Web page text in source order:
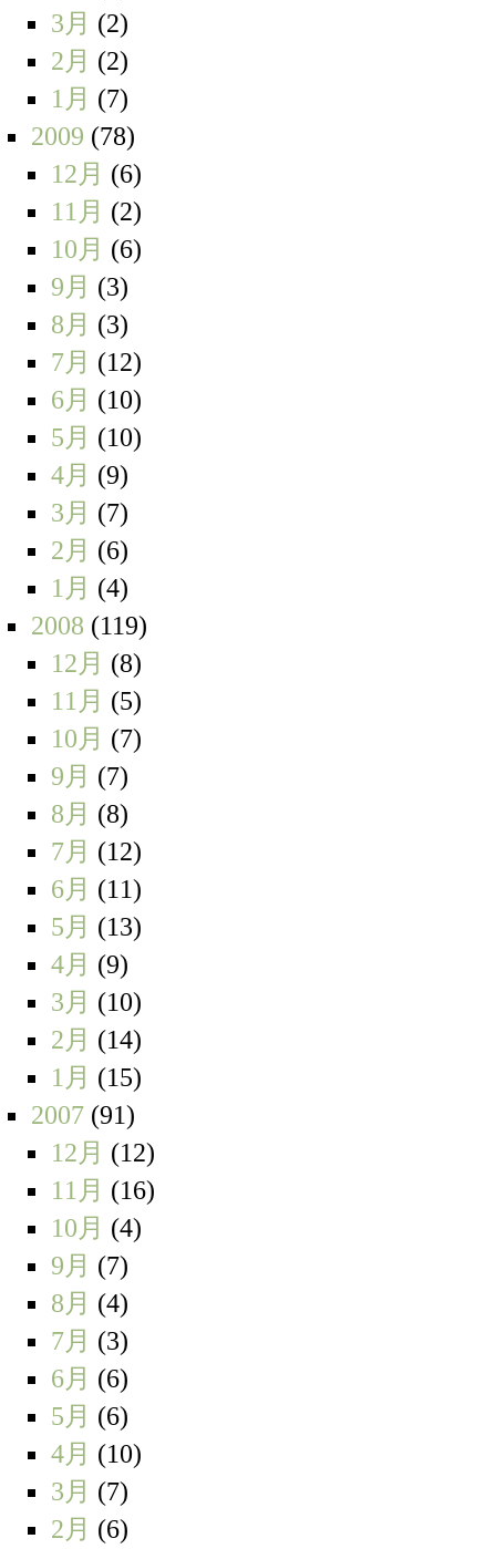
3月 (2)
2月 (2)
1月 (7)
2009 (78)
12月 (6)
11月 (2)
10月 (6)
9月 (3)
8月 (3)
7月 (12)
6月 (10)
5月 (10)
4月 (9)
3月 (7)
2月 (6)
1月 (4)
2008 (119)
12月 (8)
11月 (5)
10月 (7)
9月 (7)
8月 (8)
7月 (12)
6月 (11)
5月 (13)
4月 (9)
3月 (10)
2月 (14)
1月 (15)
2007 (91)
12月 (12)
11月 (16)
10月 (4)
9月 (7)
8月 (4)
7月 (3)
6月 (6)
5月 (6)
4月 (10)
3月 (7)
2月 (6)